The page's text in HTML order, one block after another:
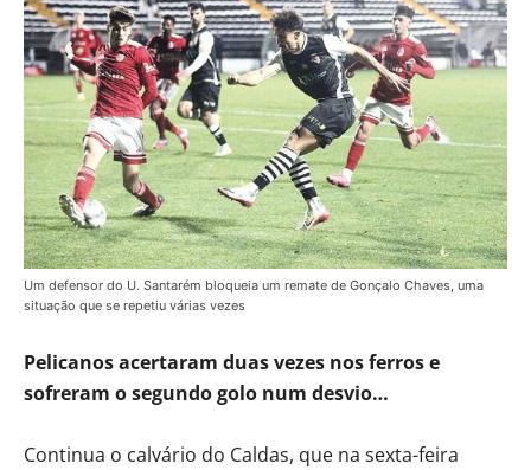
Um defensor do U. Santarém bloqueia um remate de Gonçalo Chaves, uma
situação que se repetiu várias vezes
Pelicanos acertaram duas vezes nos ferros e
sofreram o segundo golo num desvio…
Continua o calvário do Caldas, que na sexta-feira